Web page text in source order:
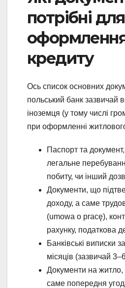
потрібні для
кредиту
Ось список основних
польський банк зазвичай
іноземця (у тому числі
при оформленні
Паспорт та
легальне
побиту, чи інший
Документи, що
доходу, а саме
(umowa o pracę),
рахунку, податкова
Банківські виписки
місяців (зазвичай
Документи на житло,
саме попередня